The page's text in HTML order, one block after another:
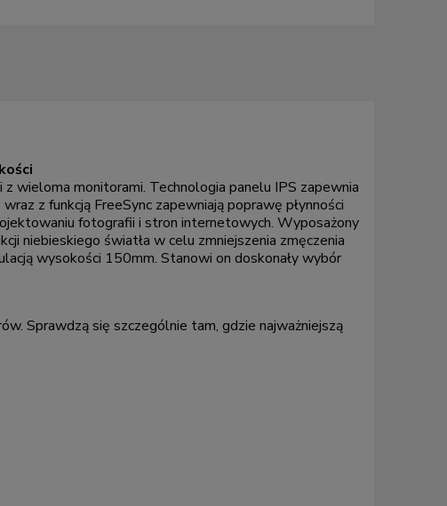
wieloma monitorami. Technologia panelu IPS zapewnia
z funkcją FreeSync zapewniają poprawę płynności
fotografii i stron internetowych. Wyposażony
niebieskiego światła w celu zmniejszenia zmęczenia
wysokości 150mm. Stanowi on doskonały wybór
Sprawdzą się szczególnie tam, gdzie najważniejszą